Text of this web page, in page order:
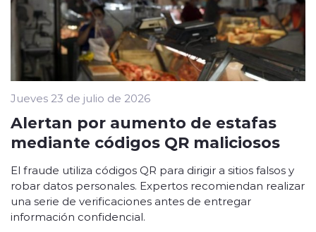
Jueves 23 de julio de 2026
Alertan por aumento de estafas
mediante códigos QR maliciosos
El fraude utiliza códigos QR para dirigir a sitios falsos y
robar datos personales. Expertos recomiendan realizar
una serie de verificaciones antes de entregar
información confidencial.